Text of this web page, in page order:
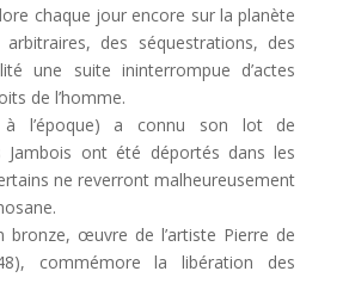
chaque jour encore sur la planète
des séquestrations, des
une suite ininterrompue d’actes
de l’homme.
à l’époque) a connu son lot de
Jambois ont été déportés dans les
ne reverront malheureusement
bronze, œuvre de l’artiste Pierre de
commémore la libération des